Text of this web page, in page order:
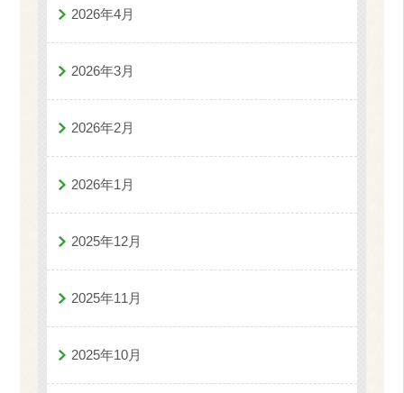
2026年4月
2026年3月
2026年2月
2026年1月
2025年12月
2025年11月
2025年10月